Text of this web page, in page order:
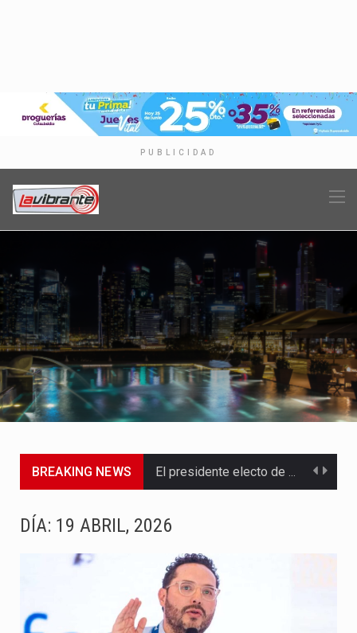
PUBLICIDAD
BREAKING NEWS El presidente electo de Colombia, Abelardo de la Espriella, sostuvo…
DÍA: 19 ABRIL, 2026